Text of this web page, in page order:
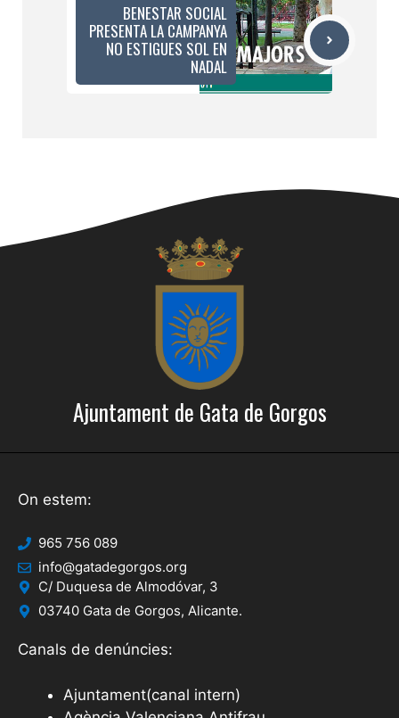
BENESTAR SOCIAL
PRESENTA LA CAMPANYA
NO ESTIGUES SOL EN
NADAL
Ajuntament de Gata de Gorgos
On estem:
965 756 089
info@gatadegorgos.org
C/ Duquesa de Almodóvar, 3
03740 Gata de Gorgos, Alicante.
Canals de denúncies:
Ajuntament(canal intern)